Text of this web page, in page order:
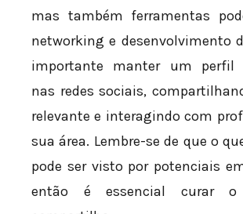
mas também ferramentas
networking e desenvolvimento
importante manter um perfil
nas redes sociais,
relevante e interagindo com
sua área. Lembre-se de que o
pode ser visto por potenciais
então é essencial curar